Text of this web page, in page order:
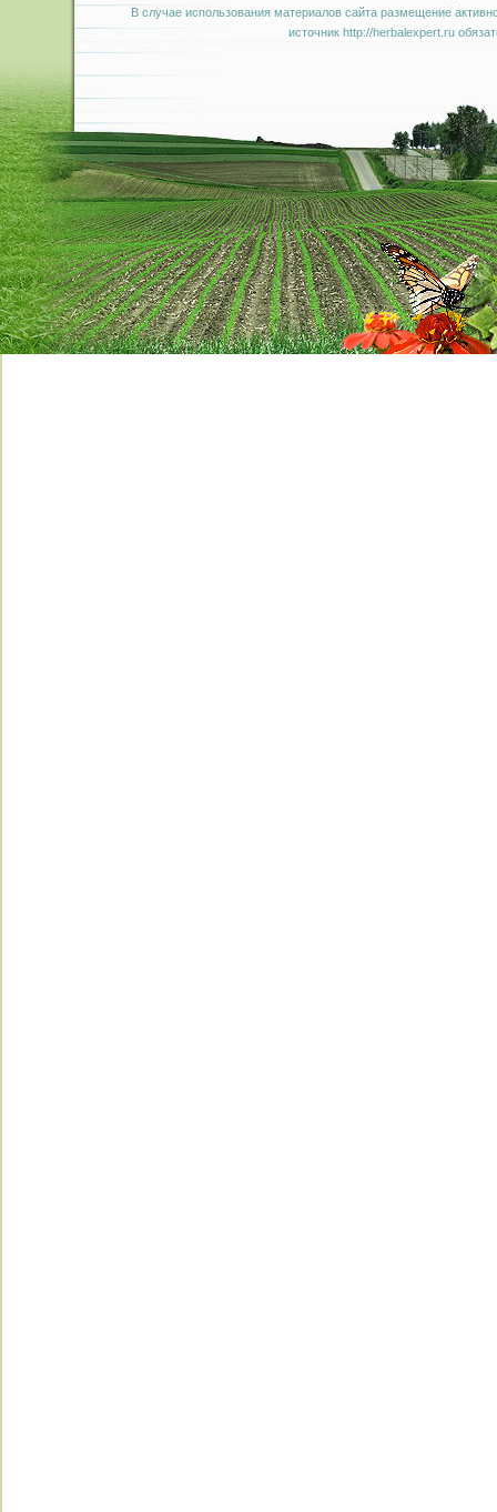
В случае использования материалов сайта размещение
источник http://herbalexpert.ru